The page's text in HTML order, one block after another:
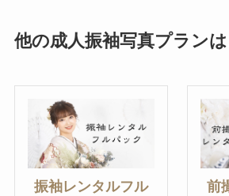
他の成人振袖写真プラン
振袖レンタルフル
前